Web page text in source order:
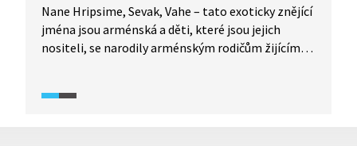
Nane Hripsime, Sevak, Vahe – tato exoticky znějící
jména jsou arménská a děti, které jsou jejich
nositeli, se narodily arménským rodičům žijícím
původní arménské tradice, přesto už jsou to tak